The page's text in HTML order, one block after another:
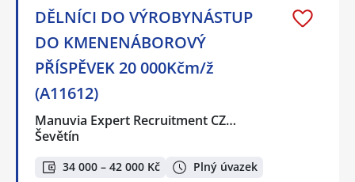
DĚLNÍCI DO VÝROBYNÁSTUP
DO KMENENÁBOROVÝ
PŘÍSPĚVEK 20 000Kčm/ž
(A11612)
Manuvia Expert Recruitment CZ…
Ševětín
34 000 – 42 000 Kč Plný úvazek